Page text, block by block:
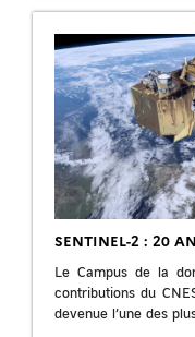
SENTINEL-2 : 20
Le Campus de la
contributions du
devenue l’une des